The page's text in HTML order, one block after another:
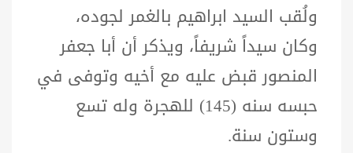
ولُقب السيد ابراهيم بالغمر لجوده،
وكان سيداً شريفاً، ويذكر أن أبا جعفر
المنصور قبض عليه مع أخيه وتوفى في
حبسه سنه (145) للهجرة وله تسع
وستون سنة.